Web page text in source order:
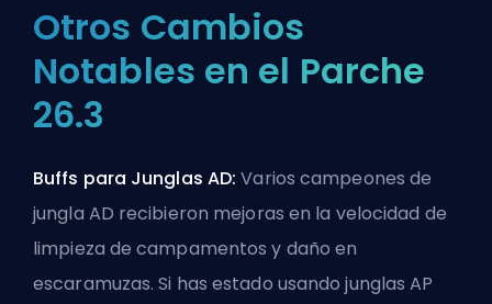
Otros Cambios
Notables en el Parche
26.3
Buffs para Junglas AD: Varios campeones de
jungla AD recibieron mejoras en la velocidad de
limpieza de campamentos y daño en
escaramuzas. Si has estado usando junglas AP